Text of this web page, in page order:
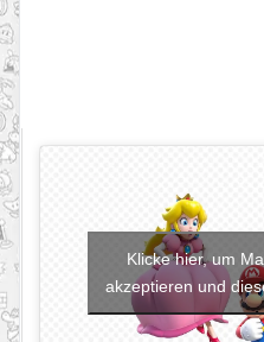
Klicke hier, um
akzeptieren und